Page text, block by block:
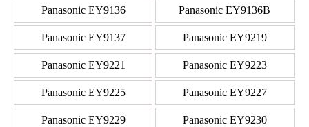
Panasonic EY9136 Panasonic EY9136B
Panasonic EY9137 Panasonic EY9219
Panasonic EY9221 Panasonic EY9223
Panasonic EY9225 Panasonic EY9227
Panasonic EY9229 Panasonic EY9230